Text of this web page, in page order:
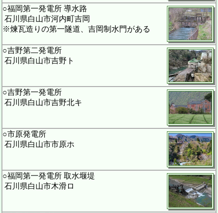
○福岡第一発電所 導水路
石川県白山市河内町吉岡
※煉瓦造りの第一隧道、吉岡制水門がある
○吉野第二発電所
石川県白山市吉野ト
○吉野第一発電所
石川県白山市吉野北キ
○市原発電所
石川県白山市市原ホ
○福岡第一発電所 取水堰堤
石川県白山市木滑ロ